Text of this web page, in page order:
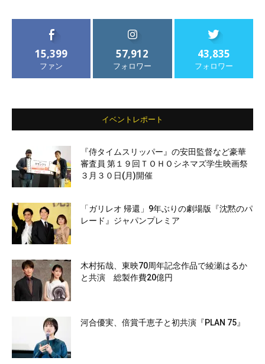
15,399
ファン
57,912
フォロワー
43,835
フォロワー
イベントレポート
『侍タイムスリッパー』の安田監督など豪華
審査員 第１９回ＴＯＨＯシネマズ学生映画祭
３月３０日(月)開催
「ガリレオ 帰還」9年ぶりの劇場版『沈黙のパ
レード』ジャパンプレミア
木村拓哉、東映70周年記念作品で綾瀬はるか
と共演 総製作費20億円
河合優実、倍賞千恵子と初共演『PLAN 75』